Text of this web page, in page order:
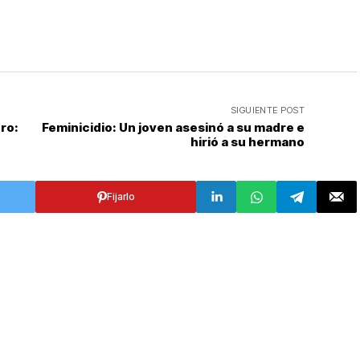
SIGUIENTE POST
Feminicidio: Un joven asesinó a su madre e
hirió a su hermano
Fijarlo